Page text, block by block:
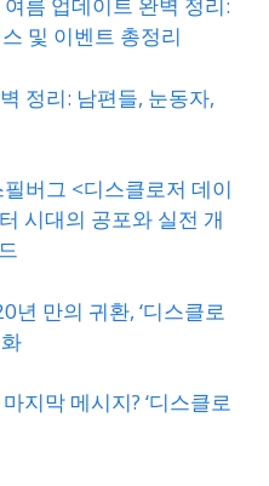
름 업데이트 완벽 정리:
및 이벤트 총정리
정리: 남편들, 눈동자,
버그 <디스클로저 데이
시대의 공포와 실전 개
년 만의 귀환, ‘디스클로
지막 메시지? ‘디스클로